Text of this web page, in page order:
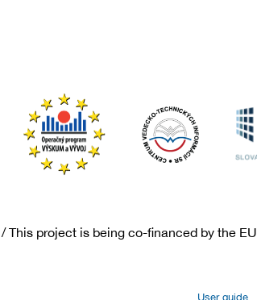
This project is being co-financed by the EU
User guide